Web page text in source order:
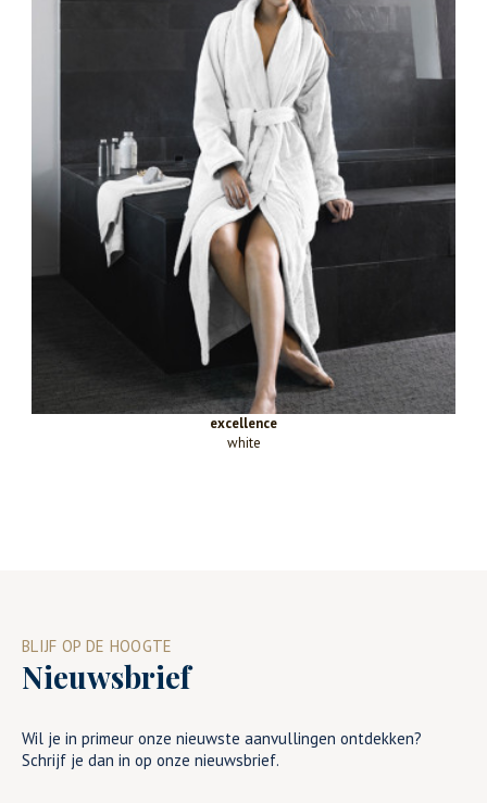
excellence
white
BLIJF OP DE HOOGTE
Nieuwsbrief
Wil je in primeur onze nieuwste aanvullingen ontdekken?
Schrijf je dan in op onze nieuwsbrief.